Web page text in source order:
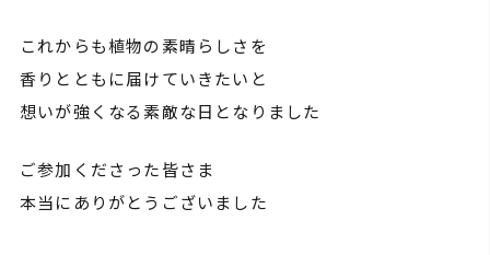
これからも植物の素晴らしさを
香りとともに届けていきたいと
想いが強くなる素敵な日となりました
ご参加くださった皆さま
本当にありがとうございました